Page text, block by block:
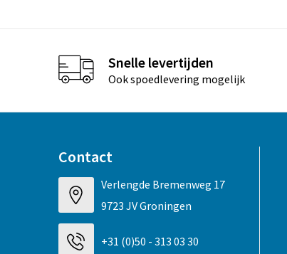
Snelle levertijden
Ook spoedlevering mogelijk
Contact
Verlengde Bremenweg 17
9723 JV Groningen
+31 (0)50 - 313 03 30